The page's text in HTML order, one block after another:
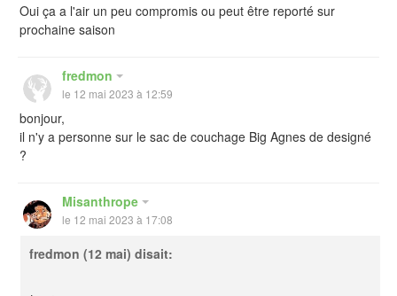
Oui ça a l'air un peu compromis ou peut être reporté sur
prochaine saison
fredmon
le 12 mai 2023 à 12:59
bonjour,
il n'y a personne sur le sac de couchage Big Agnes de designé
?
Misanthrope
le 12 mai 2023 à 17:08
fredmon (12 mai) disait: